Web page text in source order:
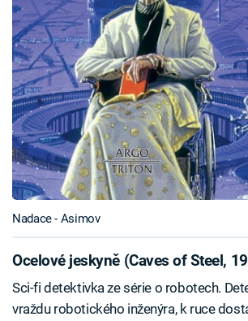
Nadace - Asimov
Ocelové jeskyně (Caves of Steel,
Sci-fi detektivka ze série o robotech.
vraždu robotického inženýra, k ruce